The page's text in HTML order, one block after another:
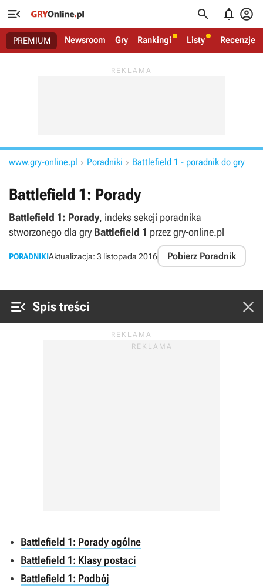
   
PREMIUM Newsroom Gry Rankingi Listy Recenzje
www.gry-online.pl  Poradniki  Battlefield 1 - poradnik do gry
Battlefield 1: Porady
Battlefield 1: Porady, indeks sekcji poradnika
stworzonego dla gry Battlefield 1 przez gry-online.pl
PORADNIKIAktualizacja: 3 listopada 2016 Pobierz Poradnik
 Spis treści 
Battlefield 1: Porady ogólne
Battlefield 1: Klasy postaci
Battlefield 1: Podbój